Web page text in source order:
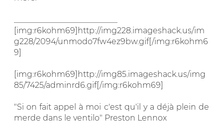
[img:r6kohm69]http://img228.imageshack.us/im
g228/2094/unmodo7fw4ez9bw.gif[/img:r6kohm6
9]
[img:r6kohm69]http://img85.imageshack.us/img
85/7425/adminrd6.gif[/img:r6kohm69]
"Si on fait appel à moi c'est qu'il y a déjà plein de
merde dans le ventilo" Preston Lennox